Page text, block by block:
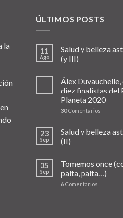
la
ÚLTIMOS POSTS
11
Ago
Salud y belleza
(y III)
Álex Duvauchelle,
diez finalistas del
Planeta 2020
30Comentarios
23
Sep
Salud y belleza
(II)
05
Sep
Tomemos once
palta, palta…)
6 Comentarios